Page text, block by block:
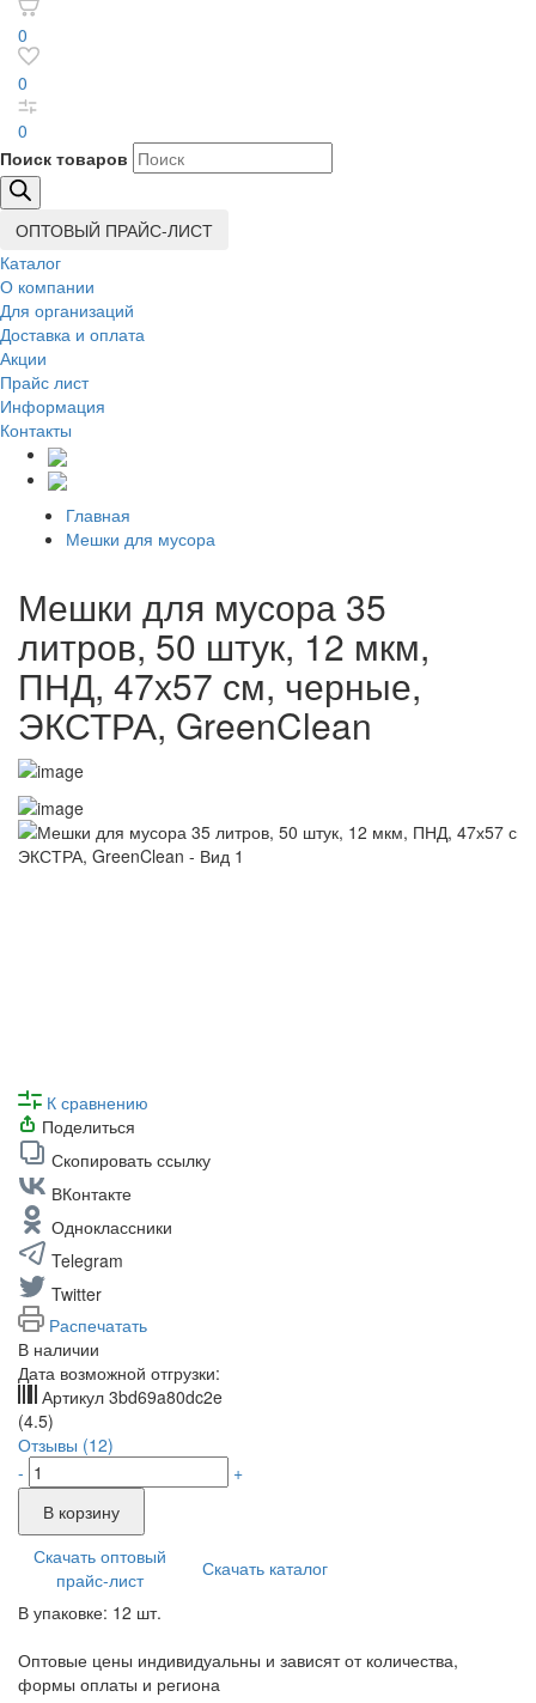
0
0
0
Поиск товаров
ОПТОВЫЙ ПРАЙС-ЛИСТ
Каталог
О компании
Для организаций
Доставка и оплата
Акции
Прайс лист
Информация
Контакты
Главная
Мешки для мусора
Мешки для мусора 35
литров, 50 штук, 12 мкм,
ПНД, 47х57 см, черные,
ЭКСТРА, GreenClean
К сравнению
Поделиться
Скопировать ссылку
ВКонтакте
Одноклассники
Telegram
Twitter
Распечатать
В наличии
Дата возможной отгрузки:
Артикул 3bd69a80dc2e
(4.5)
Отзывы (12)
-
+
В корзину
Скачать оптовый
прайс-лист
Скачать каталог
В упаковке: 12 шт.
Оптовые цены индивидуальны и зависят от количества,
формы оплаты и региона